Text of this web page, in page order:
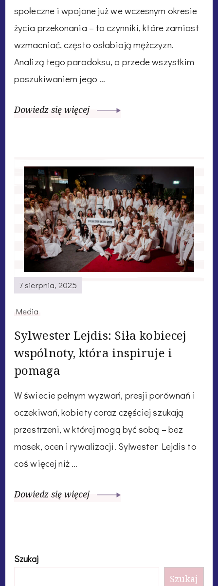
społeczne i wpojone już we wczesnym okresie
życia przekonania – to czynniki, które zamiast
wzmacniać, często osłabiają mężczyzn.
Analizą tego paradoksu, a przede wszystkim
poszukiwaniem jego …
Dowiedz się więcej
7 sierpnia, 2025
Media
Sylwester Lejdis: Siła kobiecej
wspólnoty, która inspiruje i
pomaga
W świecie pełnym wyzwań, presji porównań i
oczekiwań, kobiety coraz częściej szukają
przestrzeni, w której mogą być sobą – bez
masek, ocen i rywalizacji. Sylwester Lejdis to
coś więcej niż …
Dowiedz się więcej
Szukaj
Szukaj